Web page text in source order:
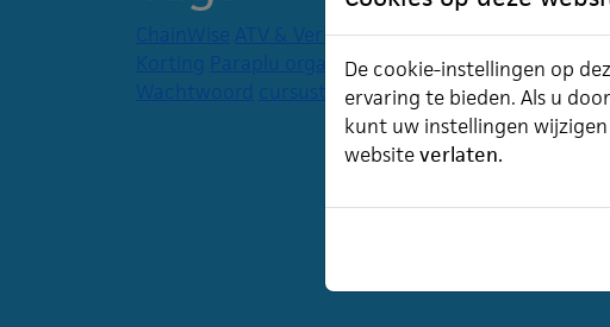
ChainWise ATV & VerlofInloggenBoektarief
Korting Paraplu organisatieValideren
Wachtwoord
cursustijdenagenda
De cookie-instellingen op
ervaring te bieden. Als u
kunt uw instellingen
websiteverlaten.